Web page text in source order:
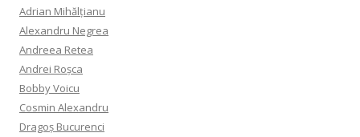
Adrian Mihălțianu
Alexandru Negrea
Andreea Retea
Andrei Roșca
Bobby Voicu
Cosmin Alexandru
Dragoș Bucurenci